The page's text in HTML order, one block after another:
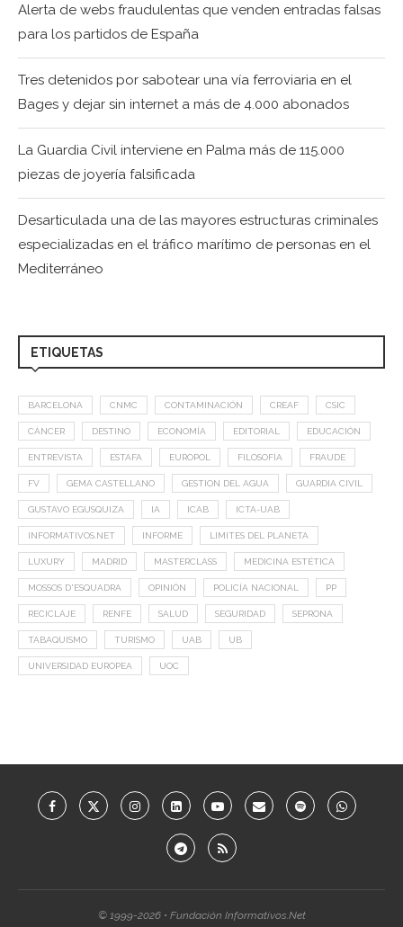
Alerta de webs fraudulentas que venden entradas falsas
para los partidos de España
Tres detenidos por sabotear una vía ferroviaria en el
Bages y dejar sin internet a más de 4.000 abonados
La Guardia Civil interviene en Palma más de 115.000
piezas de joyería falsificada
Desarticulada una de las mayores estructuras criminales
especializadas en el tráfico marítimo de personas en el
Mediterráneo
ETIQUETAS
BARCELONA CNMC CONTAMINACIÓN CREAF CSIC
CÁNCER DESTINO ECONOMÍA EDITORIAL EDUCACIÓN
ENTREVISTA ESTAFA EUROPOL FILOSOFÍA FRAUDE
FV GEMA CASTELLANO GESTION DEL AGUA GUARDIA CIVIL
GUSTAVO EGUSQUIZA IA ICAB ICTA-UAB
INFORMATIVOS.NET INFORME LIMITES DEL PLANETA
LUXURY MADRID MASTERCLASS MEDICINA ESTÉTICA
MOSSOS D'ESQUADRA OPINIÓN POLICÍA NACIONAL PP
RECICLAJE RENFE SALUD SEGURIDAD SEPRONA
TABAQUISMO TURISMO UAB UB
UNIVERSIDAD EUROPEA UOC
© 1999-2026 • Fundación Informativos.Net